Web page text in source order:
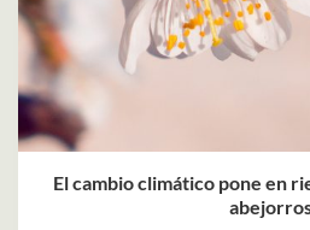
El cambio climático pone en